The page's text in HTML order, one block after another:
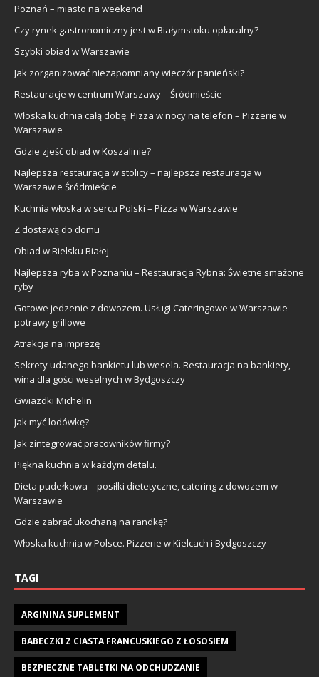
Poznań – miasto na weekend
Czy rynek gastronomiczny jest w Białymstoku opłacalny?
Szybki obiad w Warszawie
Jak zorganizować niezapomniany wieczór panieński?
Restauracje w centrum Warszawy – Śródmieście
Włoska kuchnia całą dobę. Pizza w nocy na telefon – Pizzerie w
Warszawie
Gdzie zjeść obiad w Koszalinie?
Najlepsza restauracja w stolicy – najlepsza restauracja w
Warszawie Śródmieście
Kuchnia włoska w sercu Polski – Pizza w Warszawie
Z dostawą do domu
Obiad w Bielsku Białej
Najlepsza ryba w Poznaniu – Restauracja Rybna: Świetne smażone
ryby
Gotowe jedzenie z dowozem. Usługi Cateringowe w Warszawie –
potrawy grillowe
Atrakcja na imprezę
Sekrety udanego bankietu lub wesela. Restauracja na bankiety,
wina dla gości weselnych w Bydgoszczy
Gwiazdki Michelin
Jak myć lodówkę?
Jak zintegrować pracowników firmy?
Piękna kuchnia w każdym detalu.
Dieta pudełkowa – posiłki dietetyczne, catering z dowozem w
Warszawie
Gdzie zabrać ukochaną na randkę?
Włoska kuchnia w Polsce. Pizzerie w Kielcach i Bydgoszczy
TAGI
ARGININA SUPLEMENT
BABECZKI Z CIASTA FRANCUSKIEGO Z ŁOSOSIEM
BEZPIECZNE TABLETKI NA ODCHUDZANIE